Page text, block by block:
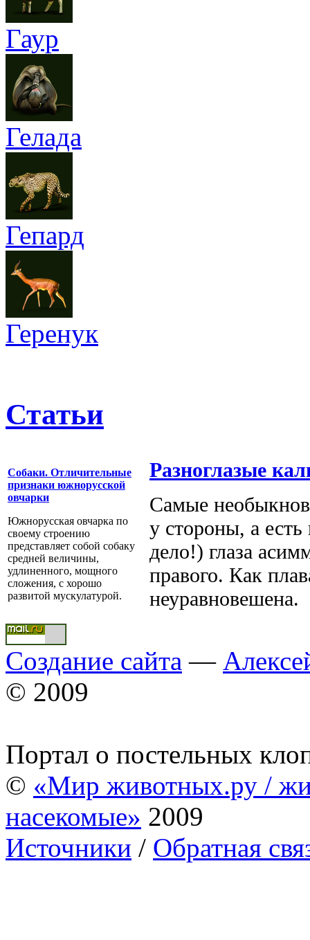
Гаур
Гелада
Гепард
Геренук
Статьи
Собаки. Отличительные
признаки южнорусской
овчарки
Южнорусская овчарка по
своему строению
представляет собой собаку
средней величины,
удлиненного, мощного
сложения, с хорошо
развитой мускулатурой.
Разноглазые
Самые
у стороны, а
дело!) глаза
правого. Как
неуравновешена.
Создание сайта —
© 2009
Портал о постельных
© «Мир животных.ру /
насекомые» 2009
Источники / Обратная